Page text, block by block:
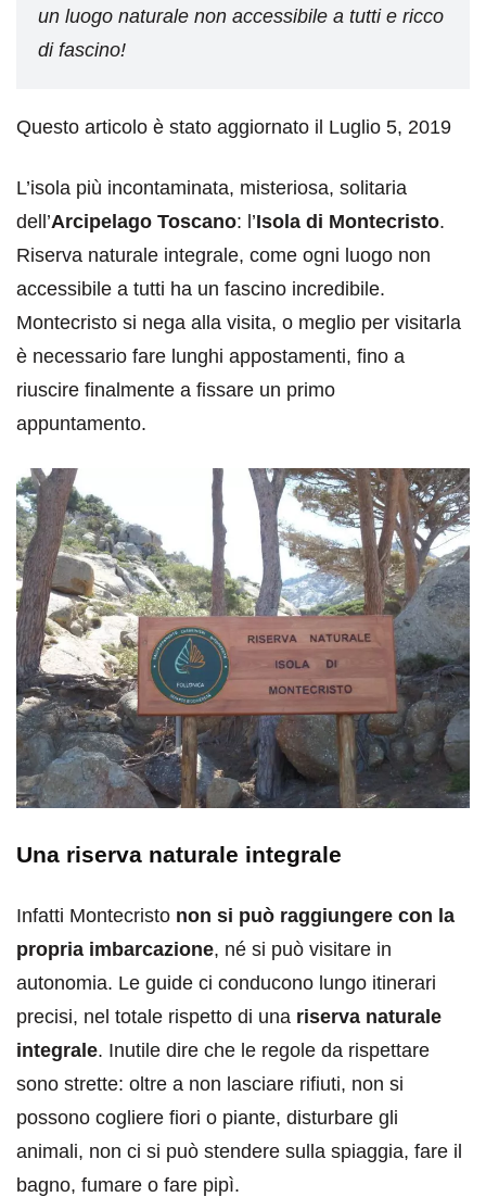
un luogo naturale non accessibile a tutti e ricco
di fascino!
Questo articolo è stato aggiornato il Luglio 5, 2019
L’isola più incontaminata, misteriosa, solitaria
dell’Arcipelago Toscano: l’Isola di Montecristo.
Riserva naturale integrale, come ogni luogo non
accessibile a tutti ha un fascino incredibile.
Montecristo si nega alla visita, o meglio per visitarla
è necessario fare lunghi appostamenti, fino a
riuscire finalmente a fissare un primo
appuntamento.
Una riserva naturale integrale
Infatti Montecristo non si può raggiungere con la
propria imbarcazione, né si può visitare in
autonomia. Le guide ci conducono lungo itinerari
precisi, nel totale rispetto di una riserva naturale
integrale. Inutile dire che le regole da rispettare
sono strette: oltre a non lasciare rifiuti, non si
possono cogliere fiori o piante, disturbare gli
animali, non ci si può stendere sulla spiaggia, fare il
bagno, fumare o fare pipì.